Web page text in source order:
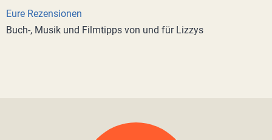
Eure Rezensionen
Buch-, Musik und Filmtipps von und für Lizzys